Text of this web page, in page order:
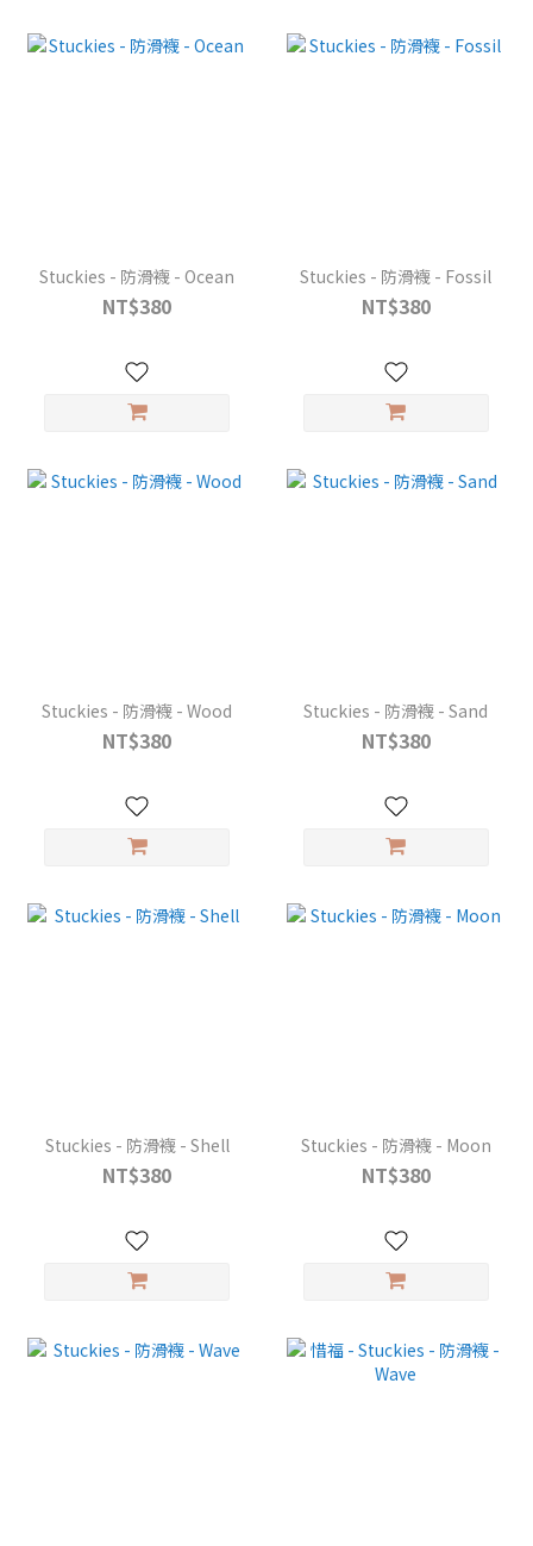
Stuckies - 防滑襪 - Ocean
NT$380
Stuckies - 防滑襪 - Fossil
NT$380
Stuckies - 防滑襪 - Wood
NT$380
Stuckies - 防滑襪 - Sand
NT$380
Stuckies - 防滑襪 - Shell
NT$380
Stuckies - 防滑襪 - Moon
NT$380